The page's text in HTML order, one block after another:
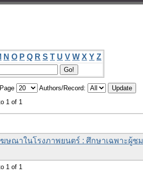
N O P Q R S T U V W X Y Z
Authors/Record:
1 of 1
ณาในโรงภาพยนตร์ : ศึกษาเฉพาะผู้ชม
1 of 1